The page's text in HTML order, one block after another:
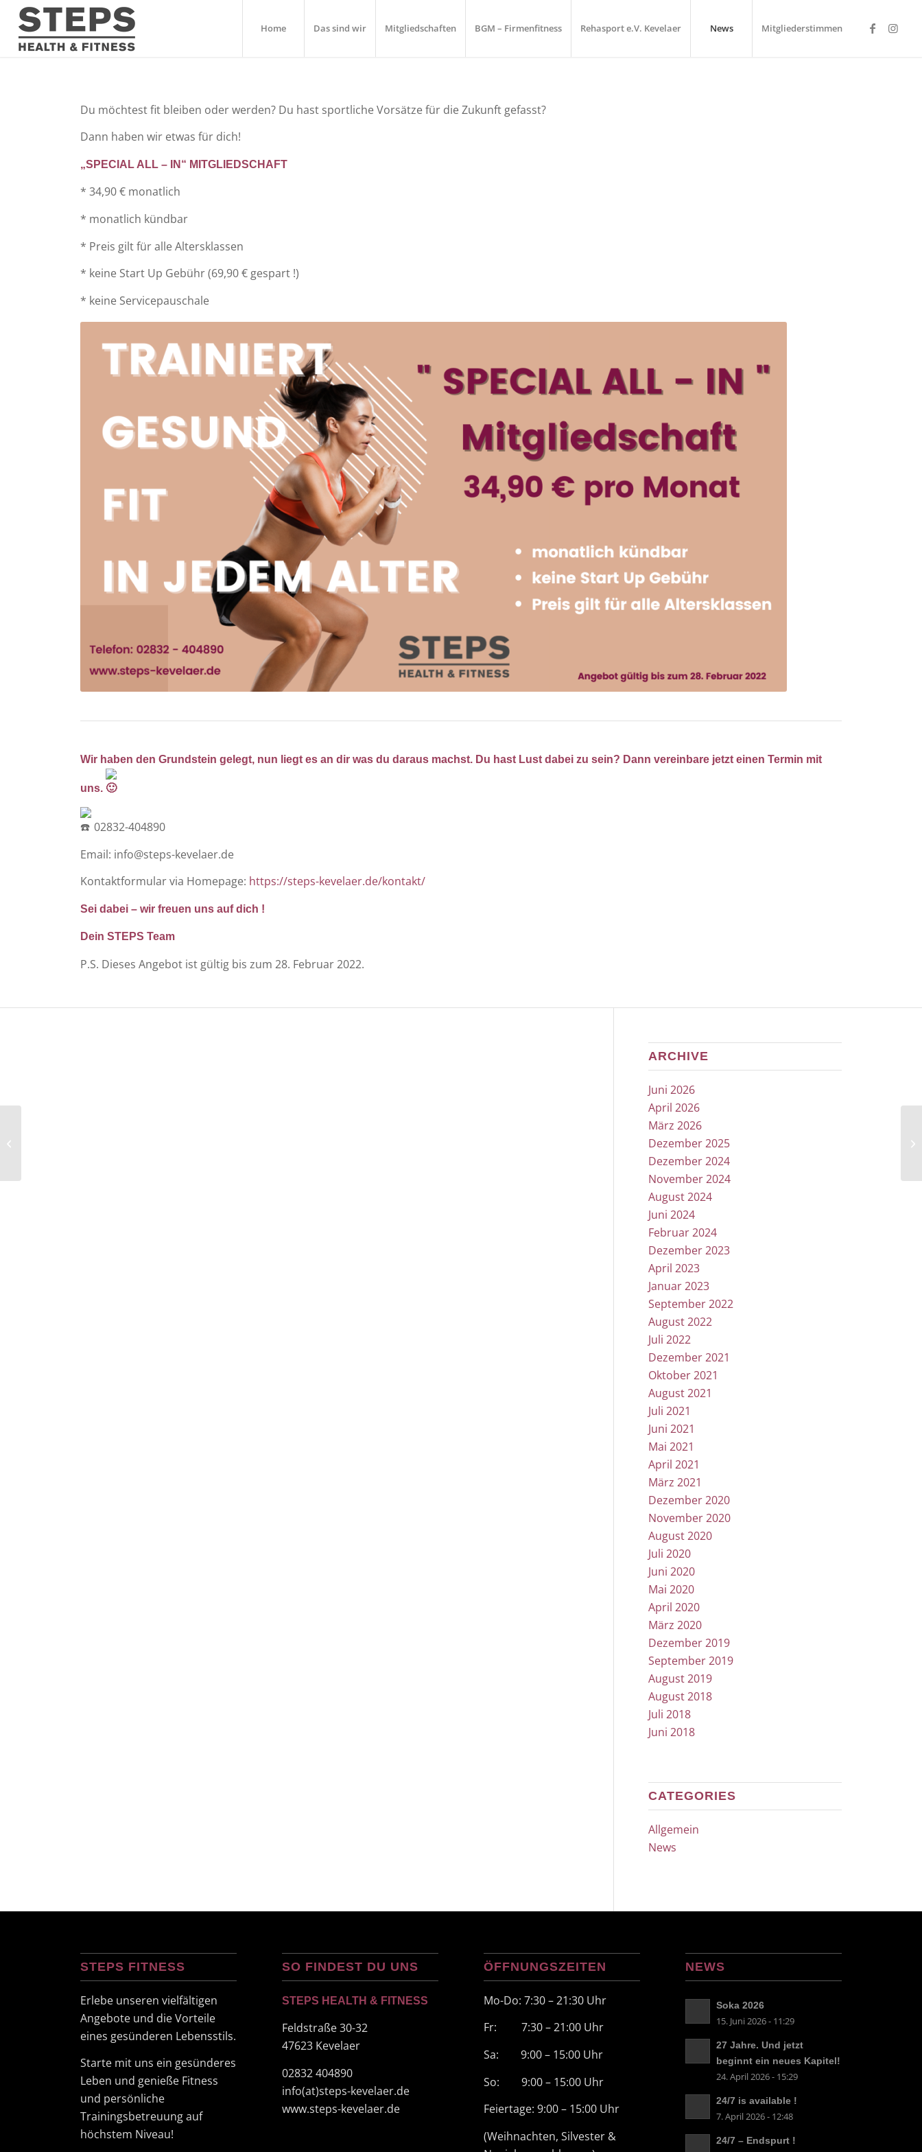
Home Das sind wir Mitgliedschaften BGM – Firmenfitness Rehasport e.V. Kevelaer News Mitgliederstimmen
Du möchtest fit bleiben oder werden? Du hast sportliche Vorsätze für die Zukunft gefasst?
Dann haben wir etwas für dich!
„SPECIAL ALL – IN“ MITGLIEDSCHAFT
* 34,90 € monatlich
* monatlich kündbar
* Preis gilt für alle Altersklassen
* keine Start Up Gebühr (69,90 € gespart !)
* keine Servicepauschale
Wir haben den Grundstein gelegt, nun liegt es an dir was du daraus machst. Du hast Lust dabei zu sein? Dann vereinbare jetzt einen Termin mit
uns.
02832-404890
Email: info@steps-kevelaer.de
Kontaktformular via Homepage: https://steps-kevelaer.de/kontakt/
Sei dabei – wir freuen uns auf dich !
Dein STEPS Team
P.S. Dieses Angebot ist gültig bis zum 28. Februar 2022.
ARCHIVE
Juni 2026
April 2026
März 2026
Dezember 2025
Dezember 2024
November 2024
August 2024
Juni 2024
Februar 2024
Dezember 2023
April 2023
Januar 2023
September 2022
August 2022
Juli 2022
Dezember 2021
Oktober 2021
August 2021
Juli 2021
Juni 2021
Mai 2021
April 2021
März 2021
Dezember 2020
November 2020
August 2020
Juli 2020
Juni 2020
Mai 2020
April 2020
März 2020
Dezember 2019
September 2019
August 2019
August 2018
Juli 2018
Juni 2018
CATEGORIES
Allgemein
News
STEPS FITNESS
Erlebe unseren vielfältigen
Angebote und die Vorteile
eines gesünderen Lebensstils.
Starte mit uns ein gesünderes
Leben und genieße Fitness
und persönliche
Trainingsbetreuung auf
höchstem Niveau!
SO FINDEST DU UNS
STEPS HEALTH & FITNESS
Feldstraße 30-32
47623 Kevelaer
02832 404890
info(at)steps-kevelaer.de
www.steps-kevelaer.de
ÖFFNUNGSZEITEN
Mo-Do: 7:30 – 21:30 Uhr
Fr: 7:30 – 21:00 Uhr
Sa: 9:00 – 15:00 Uhr
So: 9:00 – 15:00 Uhr
Feiertage: 9:00 – 15:00 Uhr
(Weihnachten, Silvester &
NEWS
Soka 2026
15. Juni 2026 - 11:29
27 Jahre. Und jetzt
beginnt ein neues Kapitel!
24. April 2026 - 15:29
24/7 is available !
7. April 2026 - 12:48
24/7 – Endspurt !